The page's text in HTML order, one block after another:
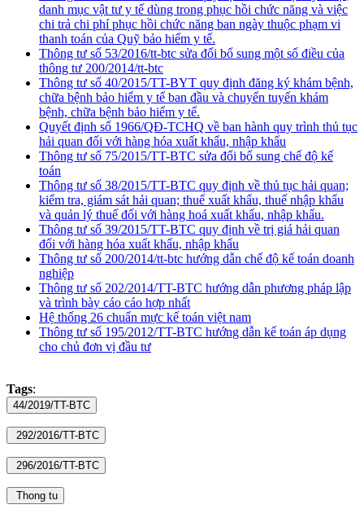
danh mục vật tư y tế dùng trong phục hồi chức năng và việc
chi trả chi phí phục hồi chức năng ban ngày thuộc phạm vi
thanh toán của Quỹ bảo hiểm y tế.
Thông tư số 53/2016/tt-btc sửa đổi bổ sung một số điều của
thông tư 200/2014/tt-btc
Thông tư số 40/2015/TT-BYT quy định đăng ký khám bệnh,
chữa bệnh bảo hiểm y tế ban đầu và chuyển tuyến khám
bệnh, chữa bệnh bảo hiểm y tế.
Quyết định số 1966/QĐ-TCHQ về ban hành quy trình thủ tục
hải quan đối với hàng hóa xuất khẩu, nhập khẩu
Thông tư số 75/2015/TT-BTC sửa đổi bổ sung chế độ kế
toán
Thông tư số 38/2015/TT-BTC quy định về thủ tục hải quan;
kiểm tra, giám sát hải quan; thuế xuất khẩu, thuế nhập khẩu
và quản lý thuế đối với hàng hoá xuất khẩu, nhập khẩu.
Thông tư số 39/2015/TT-BTC quy định về trị giá hải quan
đối với hàng hóa xuất khẩu, nhập khẩu
Thông tư số 200/2014/tt-btc hướng dẫn chế độ kế toán doanh
nghiệp
Thông tư số 202/2014/TT-BTC hướng dẫn phương pháp lập
và trình bày cáo cáo hợp nhất
Hệ thống 26 chuẩn mực kế toán việt nam
Thông tư số 195/2012/TT-BTC hướng dẫn kế toán áp dụng
cho chủ đơn vị đầu tư
Tags: